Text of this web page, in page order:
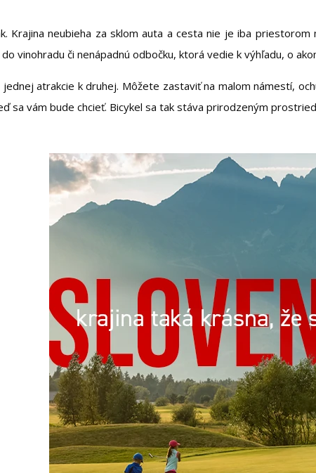
Krajina neubieha za sklom auta a cesta nie je iba
vinohradu či nenápadnú odbočku, ktorá vedie k výhľadu, o
atrakcie k druhej. Môžete zastaviť na malom námestí,
sa vám bude chcieť. Bicykel sa tak stáva prirodzeným